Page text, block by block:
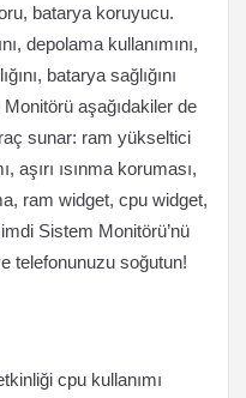
batarya koruyucu.
depolama kullanımını,
batarya sağlığını
aşağıdakiler de
sunar: ram yükseltici
aşırı ısınma koruması,
ram widget, cpu widget,
Sistem Monitörü’nü
telefonunuzu soğutun!
cpu kullanımı